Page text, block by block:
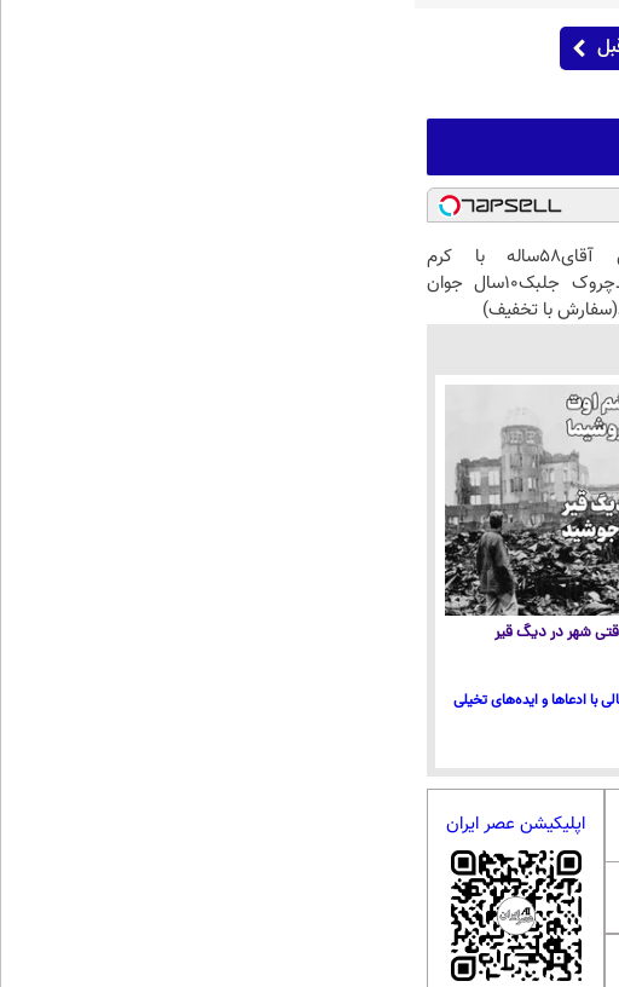
این آقای58ساله با کرم
ضدچروک جلبک10سال جوان
با تخفیف)
/ وقتی شهر در دیگ قیر
با ادعاها و ایده‌های تخیلی
اپلیکیشن عصر ایران